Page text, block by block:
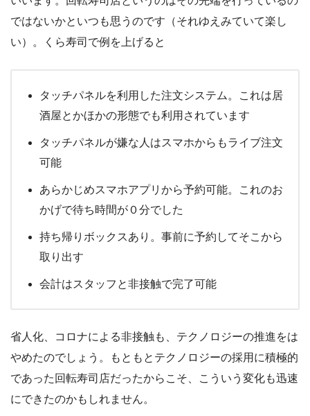
ではないかといつも思うのです（それゆえみていて楽し
い）。くら寿司で例を上げると
タッチパネルを利用した注文システム。これは居
酒屋とかほかの形態でも利用されています
タッチパネルが嫌な人はスマホからもライブ注文
可能
あらかじめスマホアプリから予約可能。これのお
かげで待ち時間が０分でした
持ち帰りボックスあり。事前に予約してそこから
取り出す
会計はスタッフと非接触で完了可能
省人化、コロナによる非接触も、テクノロジーの推進をは
やめたのでしょう。もともとテクノロジーの採用に積極的
であった回転寿司店だったからこそ、こういう変化も迅速
にできたのかもしれません。